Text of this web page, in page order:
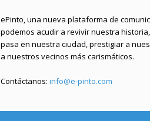
ePinto, una nueva plataforma de
podemos acudir a revivir nuestra
pasa en nuestra ciudad, prestigiar a
a nuestros vecinos más carismáticos.
Contáctanos: info@e-pinto.com